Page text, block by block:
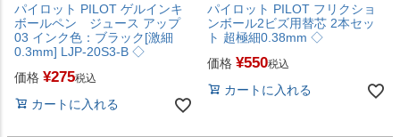
パイロット PILOT ゲルインキ
ボールペン ジュース アップ
03 インク色：ブラック[激細
0.3mm] LJP-20S3-B ◇
価格 ¥275税込
カートに入れる
パイロット PILOT フリクショ
ンボール2ビズ用替芯 2本セッ
ト 超極細0.38mm ◇
価格 ¥550税込
カートに入れる